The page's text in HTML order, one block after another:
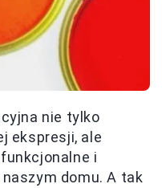
nie tylko
ekspresji, ale
i
domu. A tak